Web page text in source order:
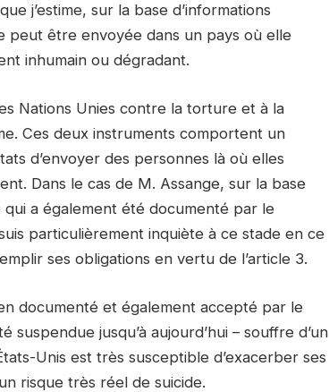
j’estime, sur la base d’informations
peut être envoyée dans un pays où elle
inhumain ou dégradant.
Nations Unies contre la torture et à la
Ces deux instruments comportent un
d’envoyer des personnes là où elles
Dans le cas de M. Assange, sur la base
a également été documenté par le
particulièrement inquiète à ce stade en ce
ses obligations en vertu de l’article 3.
documenté et également accepté par le
jusqu’à aujourd’hui – souffre d’un
Unis est très susceptible d’exacerber ses
risque très réel de suicide.